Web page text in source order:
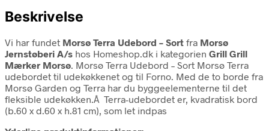
Beskrivelse
Vi har fundet Morsø Terra Udebord – Sort fra Morsø
Jernstøberi A/s hos Homeshop.dk i kategorien Grill Grill
Mærker Morsø. Morsø Terra Udebord – Sort Morsø Terra
udebordet til udekøkkenet og til Forno. Med de to borde fra
Morsø Garden og Terra har du byggeelementerne til det
fleksible udekøkken.Â Terra-udebordet er, kvadratisk bord
(b.60 x d.60 x h.81 cm), som let indpas